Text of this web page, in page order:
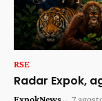
RSE
Radar Expok,